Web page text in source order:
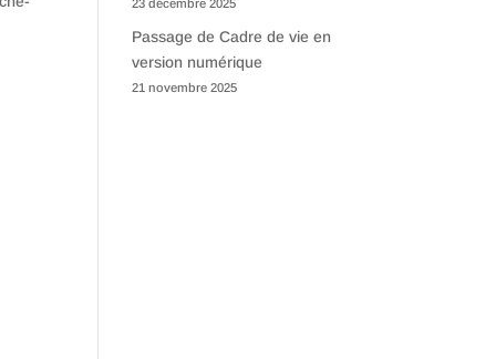
23 décembre 2025
Passage de Cadre de vie en
version numérique
21 novembre 2025